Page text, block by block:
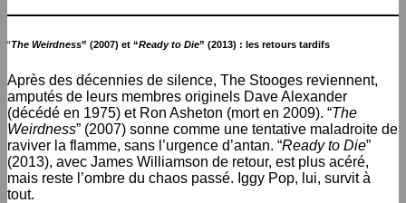
“The Weirdness” (2007) et “Ready to Die” (2013) : les retours tardifs
Après des décennies de silence, The Stooges reviennent,
amputés de leurs membres originels Dave Alexander
(décédé en 1975) et Ron Asheton (mort en 2009). “The
Weirdness” (2007) sonne comme une tentative maladroite de
raviver la flamme, sans l’urgence d’antan. “Ready to Die”
(2013), avec James Williamson de retour, est plus acéré,
mais reste l’ombre du chaos passé. Iggy Pop, lui, survit à
tout.